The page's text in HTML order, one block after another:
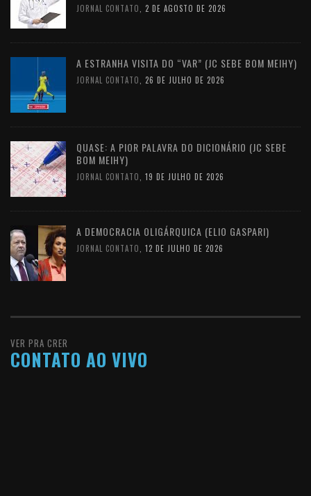
JORNAL CONTATO 2 DE AGOSTO DE 2026
A ESTRANHA VISITA DO “VAR” (JC SEBE BOM MEIHY)
JORNAL CONTATO 26 DE JULHO DE 2026
QUASE: A PIOR PALAVRA DO DICIONÁRIO (JC SEBE
BOM MEIHY)
JORNAL CONTATO 19 DE JULHO DE 2026
A DEMOCRACIA OLIGÁRQUICA (ELIO GASPARI)
JORNAL CONTATO 12 DE JULHO DE 2026
VER PRA CRER
CONTATO AO VIVO